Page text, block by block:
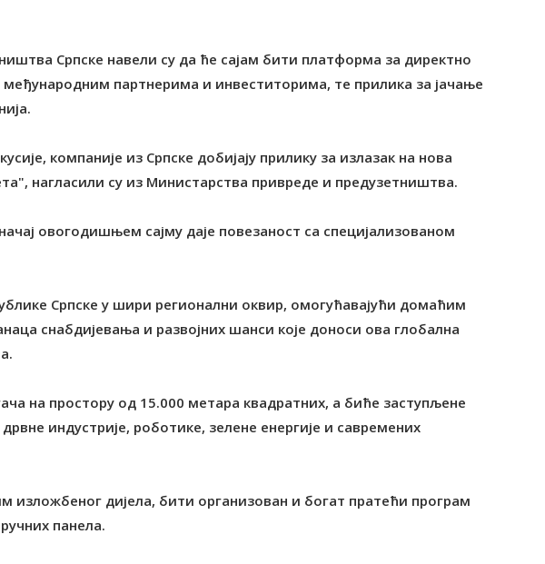
Српске навели су да ће сајам бити платформа за директно
партнерима и инвеститорима, те прилика за јачање
компаније из Српске добијају прилику за излазак на нова
нагласили су из Министарства привреде и предузетништва.
овогодишњем сајму даје повезаност са специјализованом
Српске у шири регионални оквир, омогућавајући домаћим
снабдијевања и развојних шанси које доноси ова глобална
на простору од 15.000 метара квадратних, а биће заступљене
индустрије, роботике, зелене енергије и савремених
изложбеног дијела, бити организован и богат пратећи програм
панела.